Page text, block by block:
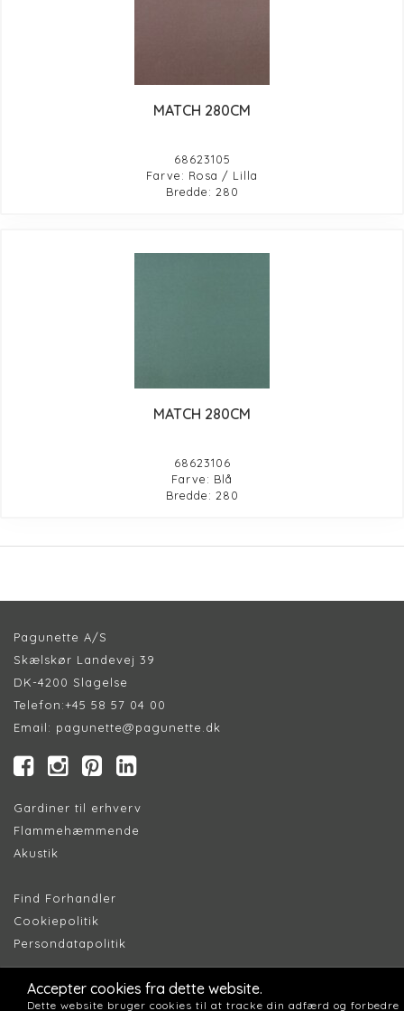
MATCH 280CM
68623105
Farve: Rosa / Lilla
Bredde: 280
MATCH 280CM
68623106
Farve: Blå
Bredde: 280
Pagunette A/S
Skælskør Landevej 39
DK-4200 Slagelse
Telefon:+45 58 57 04 00
Email: pagunette@pagunette.dk
Gardiner til erhverv
Flammehæmmende
Akustik
Find Forhandler
Cookiepolitik
Persondatapolitik
Accepter cookies fra dette website.
Dette website bruger cookies til at tracke din adfærd og forbedre